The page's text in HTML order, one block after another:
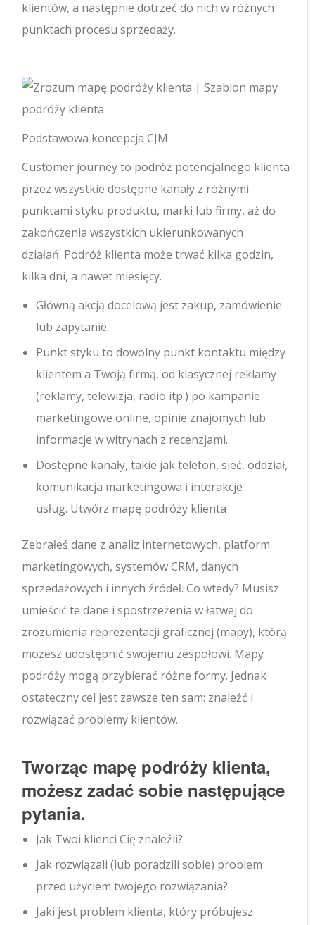
klientów, a następnie dotrzeć do nich w różnych
punktach procesu sprzedaży.
Podstawowa koncepcja CJM
Customer journey to podróż potencjalnego klienta
przez wszystkie dostępne kanały z różnymi
punktami styku produktu, marki lub firmy, aż do
zakończenia wszystkich ukierunkowanych
działań. Podróż klienta może trwać kilka godzin,
kilka dni, a nawet miesięcy.
Główną akcją docelową jest zakup, zamówienie
lub zapytanie.
Punkt styku to dowolny punkt kontaktu między
klientem a Twoją firmą, od klasycznej reklamy
(reklamy, telewizja, radio itp.) po kampanie
marketingowe online, opinie znajomych lub
informacje w witrynach z recenzjami.
Dostępne kanały, takie jak telefon, sieć, oddział,
komunikacja marketingowa i interakcje
usług. Utwórz mapę podróży klienta
Zebrałeś dane z analiz internetowych, platform
marketingowych, systemów CRM, danych
sprzedażowych i innych źródeł. Co wtedy? Musisz
umieścić te dane i spostrzeżenia w łatwej do
zrozumienia reprezentacji graficznej (mapy), którą
możesz udostępnić swojemu zespołowi. Mapy
podróży mogą przybierać różne formy. Jednak
ostateczny cel jest zawsze ten sam: znaleźć i
rozwiązać problemy klientów.
Tworząc mapę podróży klienta,
możesz zadać sobie następujące
pytania.
Jak Twoi klienci Cię znaleźli?
Jak rozwiązali (lub poradzili sobie) problem
przed użyciem twojego rozwiązania?
Jaki jest problem klienta, który próbujesz